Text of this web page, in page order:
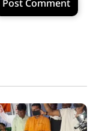
Post Comment